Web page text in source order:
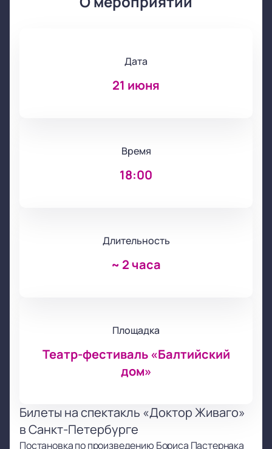
Дата
21 июня
Время
18:00
Длительность
~ 2 часа
Площадка
Театр-фестиваль «Балтийский
дом»
Билеты на спектакль «Доктор Живаго»
в Санкт-Петербурге
Постановка по произведению Бориса Пастернака